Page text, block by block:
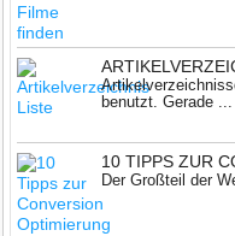
benutzt. Gerade ...
10 TIPPS ZUR
Der Großteil der